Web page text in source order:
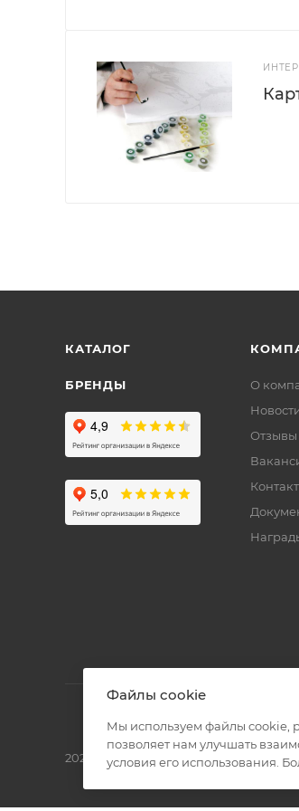
КАТАЛОГ
БРЕНДЫ
О
Отзывы
2026 © Полиграф кит - интернет-
Файлы cookie
Мы используем файлы cookie,
позволяет нам улучшать
условия его использования.